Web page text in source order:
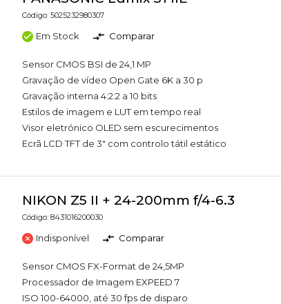
Código: 5025232980307
Em Stock Comparar
Sensor CMOS BSI de 24,1 MP
Gravação de vídeo Open Gate 6K a 30 p
Gravação interna 4:2:2 a 10 bits
Estilos de imagem e LUT em tempo real
Visor eletrónico OLED sem escurecimentos
Ecrã LCD TFT de 3" com controlo tátil estático
NIKON Z5 II + 24-200mm f/4-6.3
Código: 8431016200030
Indisponível Comparar
Sensor CMOS FX-Format de 24,5MP
Processador de Imagem EXPEED 7
ISO 100-64000, até 30 fps de disparo